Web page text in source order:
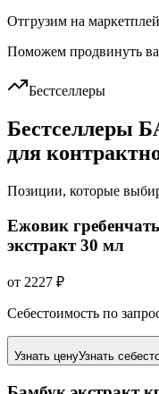
Отгрузим на
Поможем продвинуть
Бестселлеры
Бестселлеры
для
Позиции, которые
Ежовик
экстракт 30 мл
от 2227 ₽
Себестоимость по
Узнать ценуУзнать